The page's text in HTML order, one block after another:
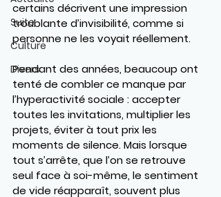
Suite
Culture
Divers
certains décrivent une impression
troublante d’invisibilité, comme si
personne ne les voyait réellement.
Pendant des années, beaucoup ont
tenté de combler ce manque par
l’hyperactivité sociale : accepter
toutes les invitations, multiplier les
projets, éviter à tout prix les
moments de silence. Mais lorsque
tout s’arrête, que l’on se retrouve
seul face à soi-même, le sentiment
de vide réapparaît, souvent plus